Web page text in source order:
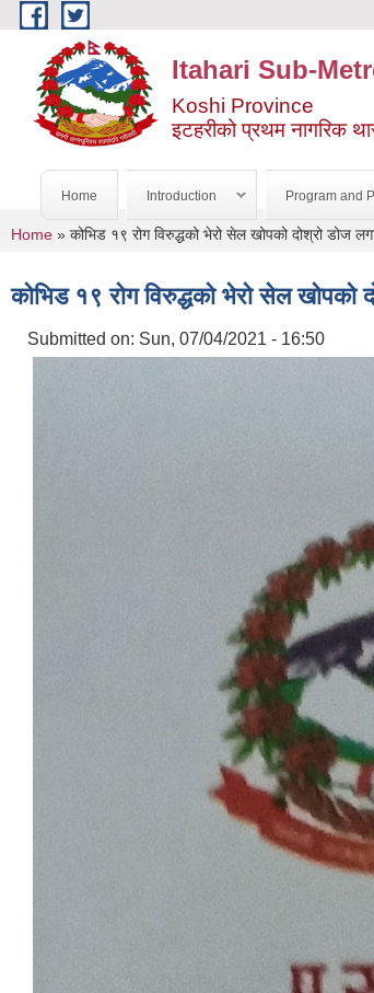
Skip to main content
Itahari Sub-
Koshi Province
इटहरीको प्रथम नागरिक
Home Introduction Program and
You are here
Home » कोभिड १९ रोग विरुद्धको भेरो सेल खोपको दोश्रो डोज
कोभिड १९ रोग विरुद्धको भेरो सेल
Submitted on: Sun, 07/04/2021 - 16:50